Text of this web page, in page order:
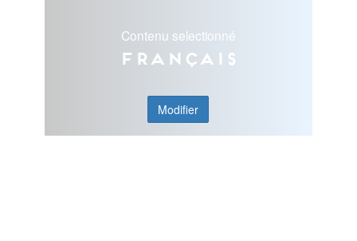
Contenu selectionné
Français
Modifier